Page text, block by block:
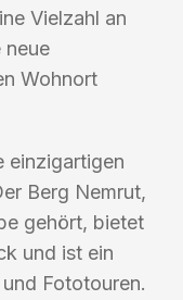
Vielzahl an
neue
Wohnort
einzigartigen
Berg Nemrut,
gehört, bietet
und ist ein
Fototouren.